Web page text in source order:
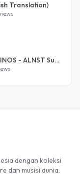
Translation)
AKUGETSU - Mi Vida Loca (VIVINOS - ALNST Sub : Till Part.1)
dengan koleksi
dan musisi dunia.